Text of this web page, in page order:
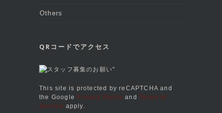
Others
QRコードでアクセス
This site is protected by reCAPTCHA and
the Google Privacy Policy andTerms of
Service apply.